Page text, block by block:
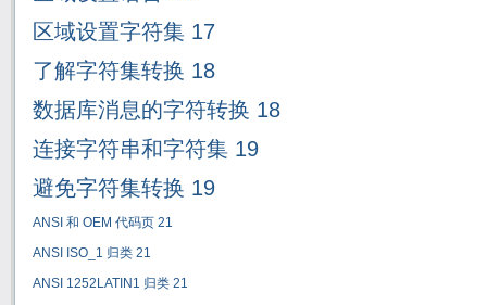
区域设置字符集 17
了解字符集转换 18
数据库消息的字符转换 18
连接字符串和字符集 19
避免字符集转换 19
ANSI 和 OEM 代码页 21
ANSI ISO_1 归类 21
ANSI 1252LATIN1 归类 21